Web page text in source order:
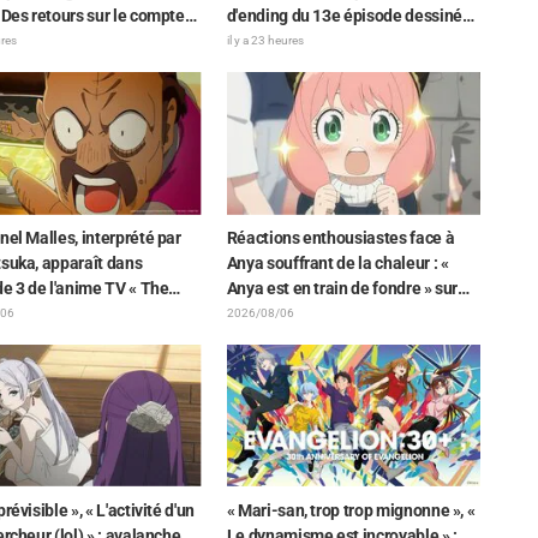
retours sur le compte
la comédienne de
Dream Stage de « Star
Precure! » : « C’est le W
d'ending du 13e épisode dessinée
par Asaki Yuikawa, la comédienne
Elusive Samurai »
il y a 23 heures
Malles, interprété par
apparaît dans
3 de l'anime TV « The
the Shell » ! Commentaire
Réactions enthousiastes face à
Anya souffrant de la chaleur : «
Anya est en train de fondre » sur
l'illustration d'annonce de « SPY x
2026/08/06
», « L'activité d'un
« Mari-san, trop trop mignonne », «